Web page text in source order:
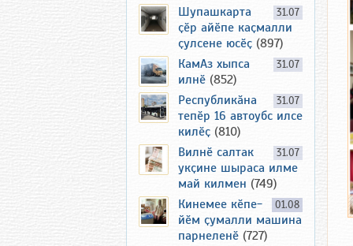
31.07
Шупашкарта
ҫӗр айӗпе каҫмалли
ҫулсене юсӗҫ (897)
31.07
КамАз хыпса
илнӗ (852)
31.07
Республикӑна
тепӗр 16 автоубс илсе
килӗҫ (810)
31.07
Вилнӗ салтак
укҫине шыраса илме
май килмен (749)
01.08
Кинемее кӗпе-
йӗм ҫумалли машина
парнеленӗ (727)